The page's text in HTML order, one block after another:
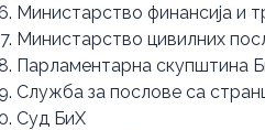
Министарство финансија и
Министарство цивилних
Парламентарна скупштина
Служба за послове са
Суд БиХ